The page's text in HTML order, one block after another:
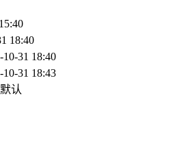
18:40
10-31 18:40
10-31 18:43
认